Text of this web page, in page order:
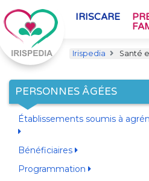
IRISCARE
Irispedia Santé
PERSONNES ÂGÉES
Établissements soumis à
Bénéficiaires
Programmation